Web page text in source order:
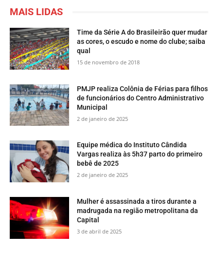
MAIS LIDAS
Time da Série A do Brasileirão quer mudar
as cores, o escudo e nome do clube; saiba
qual
15 de novembro de 2018
PMJP realiza Colônia de Férias para filhos
de funcionários do Centro Administrativo
Municipal
2 de janeiro de 2025
Equipe médica do Instituto Cândida
Vargas realiza às 5h37 parto do primeiro
bebê de 2025
2 de janeiro de 2025
Mulher é assassinada a tiros durante a
madrugada na região metropolitana da
Capital
3 de abril de 2025